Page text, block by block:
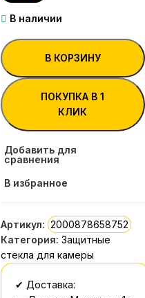
В наличии
В КОРЗИНУ
ПОКУПКА В 1
КЛИК
Добавить для
сравнения
В избранное
Артикул: 2000878658752
Категория: Защитные
стекла для камеры
✔ Доставка: